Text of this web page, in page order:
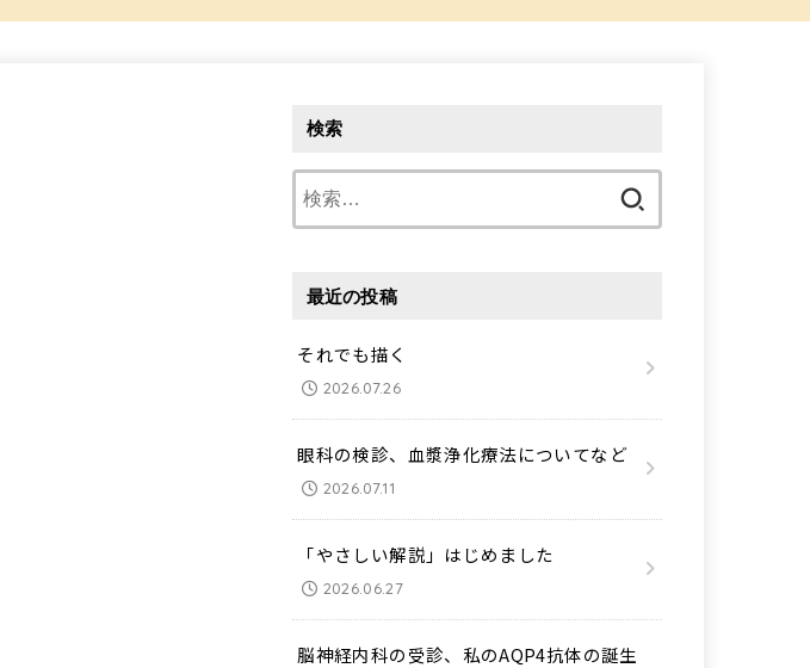
検索
最近の投稿
それでも描く
2026.07.26
眼科の検診、血漿浄化療法についてなど
2026.07.11
「やさしい解説」はじめました
2026.06.27
脳神経内科の受診、私のAQP4抗体の誕生